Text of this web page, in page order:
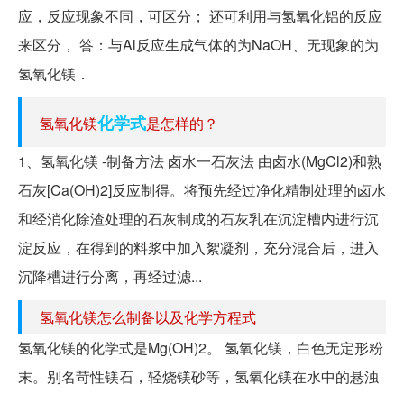
应，反应现象不同，可区分； 还可利用与氢氧化铝的反应
来区分， 答：与Al反应生成气体的为NaOH、无现象的为
氢氧化镁．
氢氧化镁化学式是怎样的？
1、氢氧化镁 -制备方法 卤水一石灰法 由卤水(MgCl2)和熟
石灰[Ca(OH)2]反应制得。将预先经过净化精制处理的卤水
和经消化除渣处理的石灰制成的石灰乳在沉淀槽内进行沉
淀反应，在得到的料浆中加入絮凝剂，充分混合后，进入
沉降槽进行分离，再经过滤...
氢氧化镁怎么制备以及化学方程式
氢氧化镁的化学式是Mg(OH)2。 氢氧化镁，白色无定形粉
末。别名苛性镁石，轻烧镁砂等，氢氧化镁在水中的悬浊